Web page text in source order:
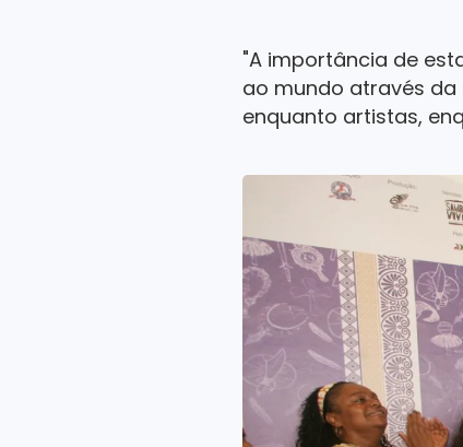
"A importância de
ao mundo através
enquanto artistas,